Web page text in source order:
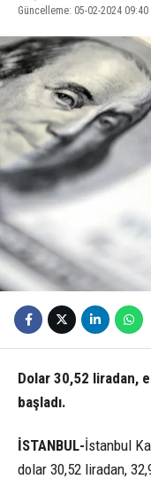
Güncelleme: 05-02-2024 09:40
Dolar 30,52 liradan,
başladı.
İSTANBUL-İstanbul
dolar 30,52 liradan,